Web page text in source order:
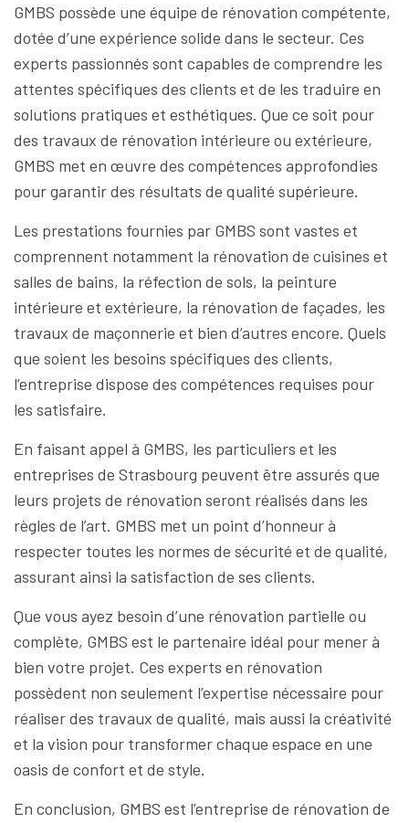
GMBS possède une équipe de rénovation compétente,
dotée d’une expérience solide dans le secteur. Ces
experts passionnés sont capables de comprendre les
attentes spécifiques des clients et de les traduire en
solutions pratiques et esthétiques. Que ce soit pour
des travaux de rénovation intérieure ou extérieure,
GMBS met en œuvre des compétences approfondies
pour garantir des résultats de qualité supérieure.
Les prestations fournies par GMBS sont vastes et
comprennent notamment la rénovation de cuisines et
salles de bains, la réfection de sols, la peinture
intérieure et extérieure, la rénovation de façades, les
travaux de maçonnerie et bien d’autres encore. Quels
que soient les besoins spécifiques des clients,
l’entreprise dispose des compétences requises pour
les satisfaire.
En faisant appel à GMBS, les particuliers et les
entreprises de Strasbourg peuvent être assurés que
leurs projets de rénovation seront réalisés dans les
règles de l’art. GMBS met un point d’honneur à
respecter toutes les normes de sécurité et de qualité,
assurant ainsi la satisfaction de ses clients.
Que vous ayez besoin d’une rénovation partielle ou
complète, GMBS est le partenaire idéal pour mener à
bien votre projet. Ces experts en rénovation
possèdent non seulement l’expertise nécessaire pour
réaliser des travaux de qualité, mais aussi la créativité
et la vision pour transformer chaque espace en une
oasis de confort et de style.
En conclusion, GMBS est l’entreprise de rénovation de